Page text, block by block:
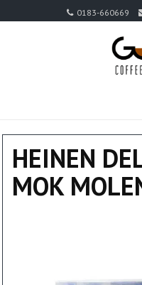
0183-660669
HEINEN
MOK